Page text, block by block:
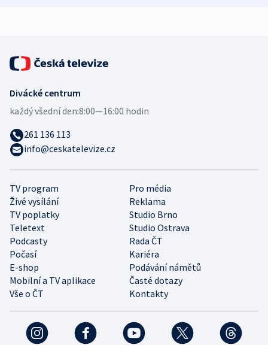
TV program
Pro média
Živé vysílání
Reklama
TV poplatky
Studio Brno
Teletext
Studio Ostrava
Podcasty
Rada ČT
Počasí
Kariéra
E-shop
Podávání námětů
Mobilní a TV aplikace
Časté dotazy
Vše o ČT
Kontakty
Divácké centrum
každý všední den:8:00—16:00 hodin
261 136 113
info@ceskatelevize.cz